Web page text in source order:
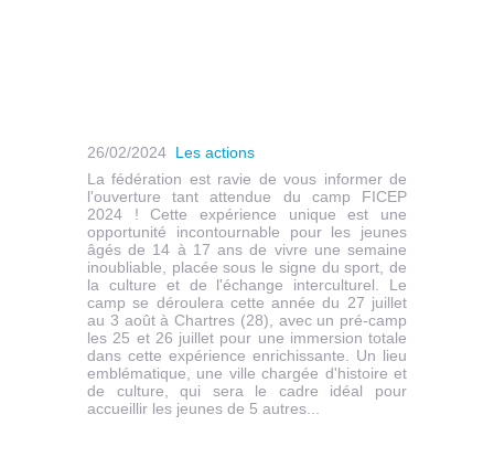
26/02/2024 Les actions
La fédération est ravie de vous informer de
l'ouverture tant attendue du camp FICEP
2024 ! Cette expérience unique est une
opportunité incontournable pour les jeunes
âgés de 14 à 17 ans de vivre une semaine
inoubliable, placée sous le signe du sport, de
la culture et de l'échange interculturel. Le
camp se déroulera cette année du 27 juillet
au 3 août à Chartres (28), avec un pré-camp
les 25 et 26 juillet pour une immersion totale
dans cette expérience enrichissante. Un lieu
emblématique, une ville chargée d'histoire et
de culture, qui sera le cadre idéal pour
accueillir les jeunes de 5 autres...